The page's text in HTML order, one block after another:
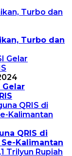
Turbo dan
Gelar
QRIS di
Kalimantan